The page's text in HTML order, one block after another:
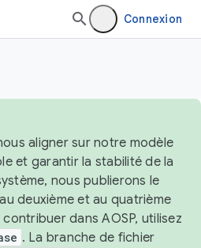
Connexion
aligner sur notre modèle
et garantir la stabilité de la
nous publierons le
deuxième et au quatrième
dans AOSP, utilisez
. La branche de fichier